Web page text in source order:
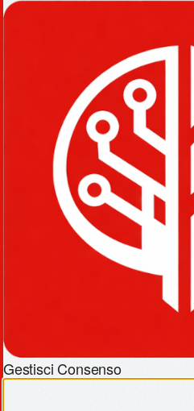
Gestisci Consenso